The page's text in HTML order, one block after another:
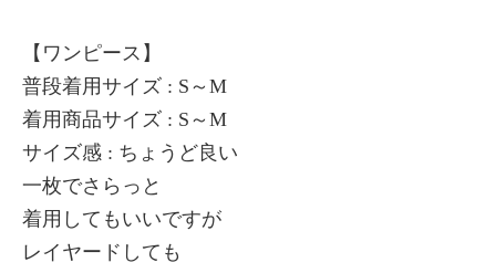
【ワンピース】
普段着用サイズ : S～M
着用商品サイズ : S～M
サイズ感 : ちょうど良い
一枚でさらっと
着用してもいいですが
レイヤードしても